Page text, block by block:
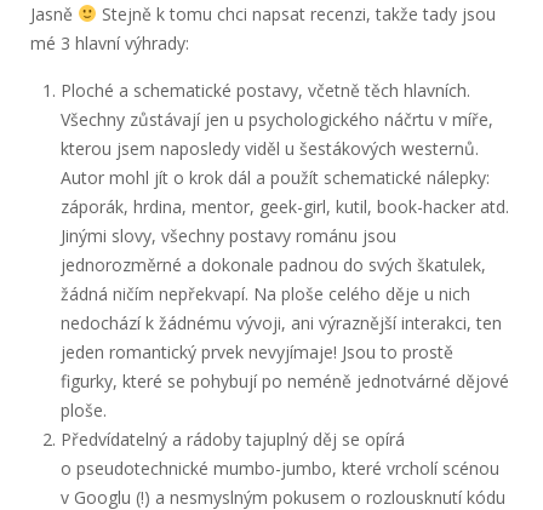
Jasně
Stejně k tomu chci napsat recenzi, takže tady jsou
mé 3 hlavní výhrady:
Ploché a schematické postavy, včetně těch hlavních.
Všechny zůstávají jen u psychologického náčrtu v míře,
kterou jsem naposledy viděl u šestákových westernů.
Autor mohl jít o krok dál a použít schematické nálepky:
záporák, hrdina, mentor, geek-girl, kutil, book-hacker atd.
Jinými slovy, všechny postavy románu jsou
jednorozměrné a dokonale padnou do svých škatulek,
žádná ničím nepřekvapí. Na ploše celého děje u nich
nedochází k žádnému vývoji, ani výraznější interakci, ten
jeden romantický prvek nevyjímaje! Jsou to prostě
figurky, které se pohybují po neméně jednotvárné dějové
ploše.
Předvídatelný a rádoby tajuplný děj se opírá
o pseudotechnické mumbo-jumbo, které vrcholí scénou
v Googlu (!) a nesmyslným pokusem o rozlousknutí kódu